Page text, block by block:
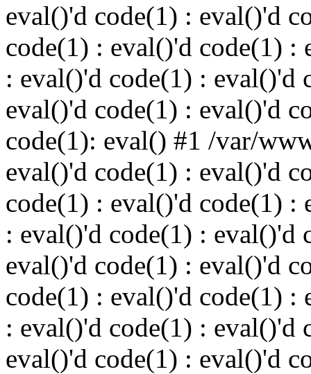
eval()'d code(1) : eval()'d
code(1) : eval()'d code(1) :
: eval()'d code(1) : eval()'d
eval()'d code(1) : eval()'d
code(1): eval() #1 /var/
eval()'d code(1) : eval()'d
code(1) : eval()'d code(1) :
: eval()'d code(1) : eval()'d
eval()'d code(1) : eval()'d
code(1) : eval()'d code(1) :
: eval()'d code(1) : eval()'d
eval()'d code(1) : eval()'d